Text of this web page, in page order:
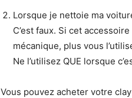
Lorsque je nettoie ma
C’est faux. Si cet
mécanique, plus vous
Ne l’utilisez QUE lorsque
Vous pouvez acheter votre